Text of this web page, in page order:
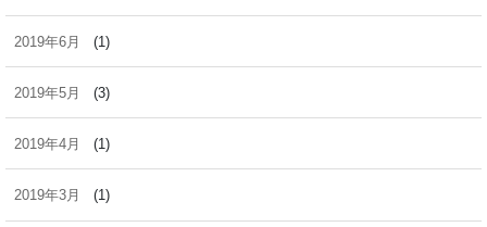
2019年6月 (1)
2019年5月 (3)
2019年4月 (1)
2019年3月 (1)